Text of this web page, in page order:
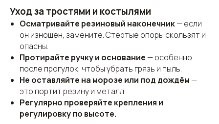
Уход за тростями и костылями
Осматривайте резиновый наконечник— если
он изношен, замените. Стертые опоры скользят и
опасны.
Протирайте ручку и основание — особенно
после прогулок, чтобы убрать грязь и пыль.
Не оставляйте на морозе или под дождём —
это портит резину и металл.
Регулярно проверяйте крепления и
регулировку по высоте.